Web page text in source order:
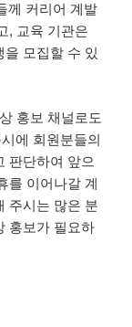
께 커리어 계발
, 교육 기관은
모집할 수 있
홍보 채널로도
에 회원분들의
판단하여 앞으
를 이어나갈 계
주시는 많은 분
홍보가 필요하